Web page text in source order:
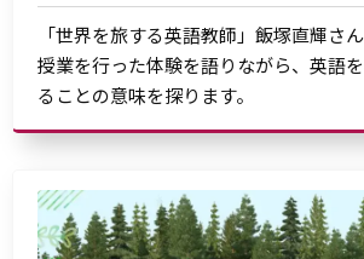
「世界を旅する英語教師」飯塚直輝さ
授業を行った体験を語りながら、英語
ることの意味を探ります。